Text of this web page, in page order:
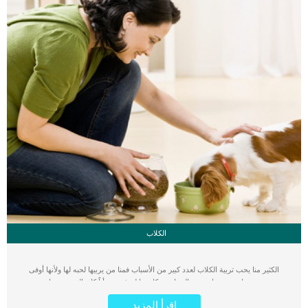
الكلاب
الكثير منا يحب تربية الكلاب لعدد كبير من الأسباب فمنا من يربيها لحبه لها ولأنها أوفى
صديق، ومنا من يربيها بغرض الحراسة وكل منا له غرضه وأياً كان الغرض منها يجب
التعرف على طرق التعامل مع الكلاب وطريقة التغذية السليمة للكلاب واحتياجتها الصحية
اقرأ المزيد